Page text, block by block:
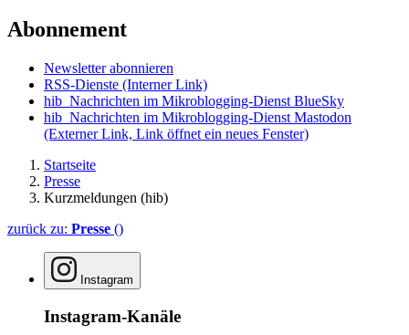
Abonnement
Newsletter abonnieren
RSS-Dienste (Interner Link)
hib_Nachrichten im Mikroblogging-Dienst BlueSky
hib_Nachrichten im Mikroblogging-Dienst Mastodon
(Externer Link, Link öffnet ein neues Fenster)
Startseite
Presse
Kurzmeldungen (hib)
zurück zu: Presse ()
Instagram
Instagram-Kanäle